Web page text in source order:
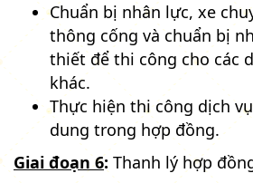
Chuẩn bị nhân lực, xe
thông cống và chuẩn bị
thiết để thi công cho các
khác.
Thực hiện thi công dịch
dung trong hợp đồng.
Giai đoạn 6: Thanh lý hợp